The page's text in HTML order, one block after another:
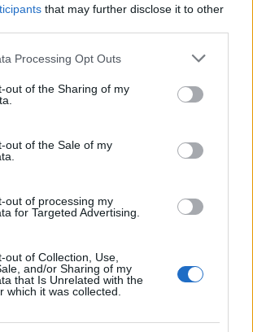
that may further disclose it to other
website/app uses one or more Google
visit or usage behaviour. You may click to
to Google and its third-party tags to
below specified purposes in below Google
Processing Opt Outs
out of the Sharing of my
out of the Sale of my
out of processing my
for Targeted Advertising.
out of Collection, Use,
and/or Sharing of my
that Is Unrelated with the
which it was collected.
leggere